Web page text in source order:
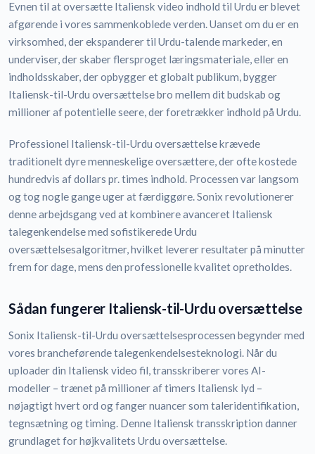
Evnen til at oversætte Italiensk video indhold til Urdu er blevet
afgørende i vores sammenkoblede verden. Uanset om du er en
virksomhed, der ekspanderer til Urdu-talende markeder, en
underviser, der skaber flersproget læringsmateriale, eller en
indholdsskaber, der opbygger et globalt publikum, bygger
Italiensk-til-Urdu oversættelse bro mellem dit budskab og
millioner af potentielle seere, der foretrækker indhold på Urdu.
Professionel Italiensk-til-Urdu oversættelse krævede
traditionelt dyre menneskelige oversættere, der ofte kostede
hundredvis af dollars pr. times indhold. Processen var langsom
og tog nogle gange uger at færdiggøre. Sonix revolutionerer
denne arbejdsgang ved at kombinere avanceret Italiensk
talegenkendelse med sofistikerede Urdu
oversættelsesalgoritmer, hvilket leverer resultater på minutter
frem for dage, mens den professionelle kvalitet opretholdes.
Sådan fungerer Italiensk-til-Urdu oversættelse
Sonix Italiensk-til-Urdu oversættelsesprocessen begynder med
vores brancheførende talegenkendelsesteknologi. Når du
uploader din Italiensk video fil, transskriberer vores AI-
modeller – trænet på millioner af timers Italiensk lyd –
nøjagtigt hvert ord og fanger nuancer som taleridentifikation,
tegnsætning og timing. Denne Italiensk transskription danner
grundlaget for højkvalitets Urdu oversættelse.